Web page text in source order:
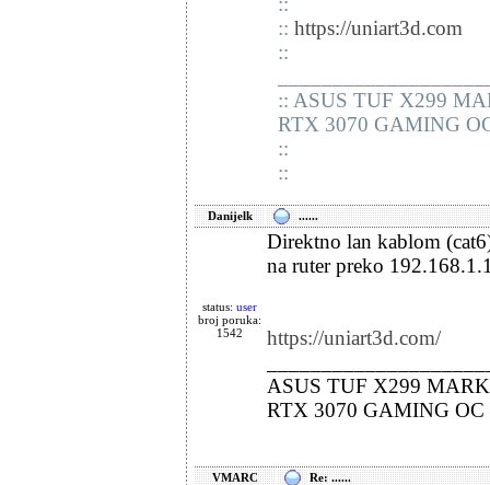
:: https://uniart3d.com
::
:: ASUS TUF X299
RTX 3070 GAMING
::
::
Danijelk ......
status: user
broj poruka:
1542
Direktno lan kablom
na ruter preko
https://uniart3d.com/
ASUS TUF X299
RTX 3070 GAMING
VMARC Re: ......